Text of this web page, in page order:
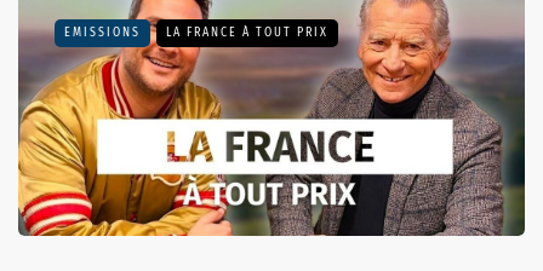
EMISSIONS LA FRANCE À TOUT PRIX